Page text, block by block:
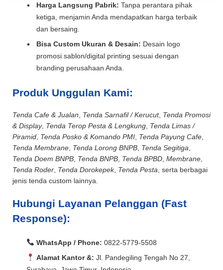
Harga Langsung Pabrik: Tanpa perantara pihak
ketiga, menjamin Anda mendapatkan harga terbaik
dan bersaing.
Bisa Custom Ukuran & Desain: Desain logo
promosi sablon/digital printing sesuai dengan
branding perusahaan Anda.
Produk Unggulan Kami:
Tenda Cafe & Jualan Tenda Sarnafil / Kerucut, Tenda Promosi
& Display, Tenda Terop Pesta & Lengkung Tenda Limas /
Piramid Tenda Posko & Komando PMI Tenda Payung Cafe
Tenda Membrane Tenda Lorong BNPB Tenda Segitiga
Tenda Doem BNPB Tenda BNPB Tenda BPBD Membrane
Tenda Roder Tenda Dorokepek, Tenda Pesta , serta berbagai
jenis tenda custom lainnya.
Hubungi Layanan Pelanggan (Fast
Response):
WhatsApp / Phone: 0822-5779-5508
Alamat Kantor &: Jl. Pandegiling Tengah No 27,